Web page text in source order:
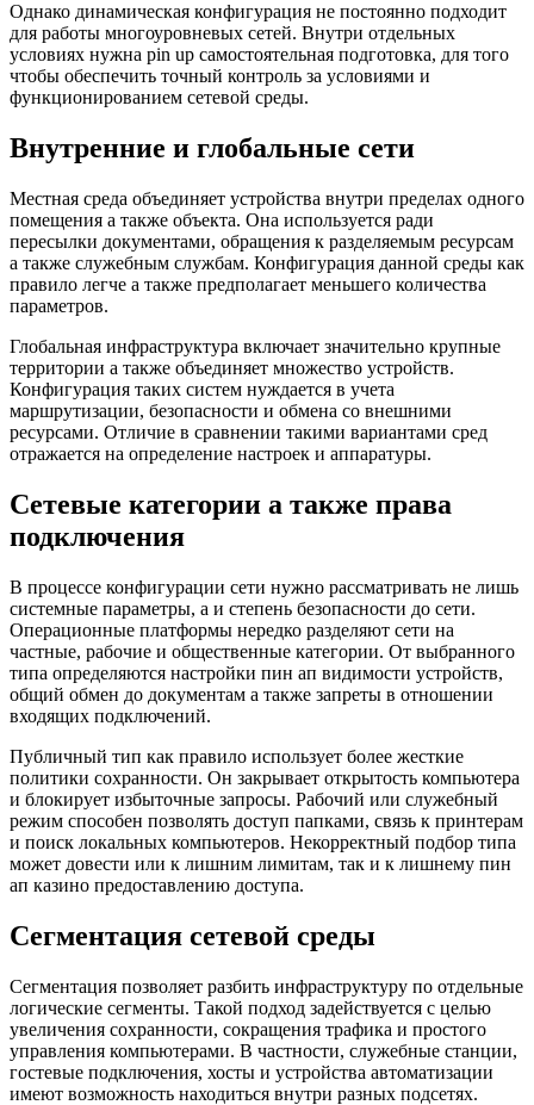
Однако динамическая конфигурация не постоянно подходит
для работы многоуровневых сетей. Внутри отдельных
условиях нужна pin up самостоятельная подготовка, для того
чтобы обеспечить точный контроль за условиями и
функционированием сетевой среды.
Внутренние и глобальные сети
Местная среда объединяет устройства внутри пределах одного
помещения а также объекта. Она используется ради
пересылки документами, обращения к разделяемым ресурсам
а также служебным службам. Конфигурация данной среды как
правило легче а также предполагает меньшего количества
параметров.
Глобальная инфраструктура включает значительно крупные
территории а также объединяет множество устройств.
Конфигурация таких систем нуждается в учета
маршрутизации, безопасности и обмена со внешними
ресурсами. Отличие в сравнении такими вариантами сред
отражается на определение настроек и аппаратуры.
Сетевые категории а также права
подключения
В процессе конфигурации сети нужно рассматривать не лишь
системные параметры, а и степень безопасности до сети.
Операционные платформы нередко разделяют сети на
частные, рабочие и общественные категории. От выбранного
типа определяются настройки пин ап видимости устройств,
общий обмен до документам а также запреты в отношении
входящих подключений.
Публичный тип как правило использует более жесткие
политики сохранности. Он закрывает открытость компьютера
и блокирует избыточные запросы. Рабочий или служебный
режим способен позволять доступ папками, связь к принтерам
и поиск локальных компьютеров. Некорректный подбор типа
может довести или к лишним лимитам, так и к лишнему пин
ап казино предоставлению доступа.
Сегментация сетевой среды
Сегментация позволяет разбить инфраструктуру по отдельные
логические сегменты. Такой подход задействуется с целью
увеличения сохранности, сокращения трафика и простого
управления компьютерами. В частности, служебные станции,
гостевые подключения, хосты и устройства автоматизации
имеют возможность находиться внутри разных подсетях.